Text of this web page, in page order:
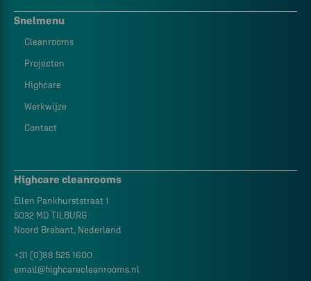
Snelmenu
Cleanrooms
Projecten
Highcare
Werkwijze
Contact
Highcare cleanrooms
Ellen Pankhurststraat 1
5032 MD TILBURG
Noord Brabant, Nederland
+31 (0)88 525 1600
email@highcarecleanrooms.nl